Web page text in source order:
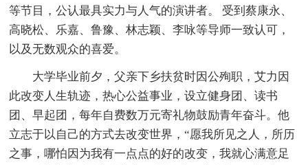
等节目，公认最具实力与人气的演讲者。 受到蔡康永、
高晓松、乐嘉、鲁豫、林志颖、李咏等导师一致认可，
以及无数观众的喜爱。
大学毕业前夕，父亲下乡扶贫时因公殉职，艾力因
此改变人生轨迹，热心公益事业，设立健身团、读书
团、早起团，每年自费数万元寄礼物鼓励青年奋斗。他
立志于以自己的方式去改变世界，“愿我所见之人，所历
之事，哪怕因为我有一点点的好的改变，我就心满意足